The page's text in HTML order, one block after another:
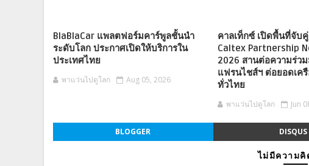
BlaBlaCar แพลตฟอร์มคาร์พูลชั้นนำ
ระดับโลก ประกาศเปิดให้บริการใน
ประเทศไทย
พาแว่นไปดูโลก Aug 05, 2026
คาลเท็กซ์ เปิดพื้นที่จับ
Caltex Partnership
2026 สานต่อความร่ว
แฟรนไชส์ฯ ต่อยอดเค
ทั่วไทย
พาแว่นไปดูโลก Jun
BLOGGER DISQUS
ไม่มีความคิ